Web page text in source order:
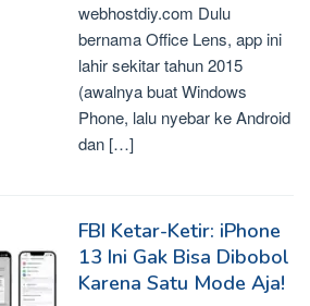
webhostdiy.com Dulu
bernama Office Lens, app ini
lahir sekitar tahun 2015
(awalnya buat Windows
Phone, lalu nyebar ke Android
dan […]
FBI Ketar-Ketir: iPhone
13 Ini Gak Bisa Dibobol
Karena Satu Mode Aja!